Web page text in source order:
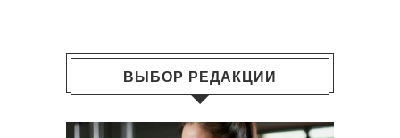
ВЫБОР РЕДАКЦИИ